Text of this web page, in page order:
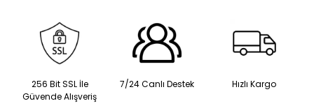
256 Bit SSL İle
Güvende Alışveriş
7/24 Canlı Destek Hızlı Kargo